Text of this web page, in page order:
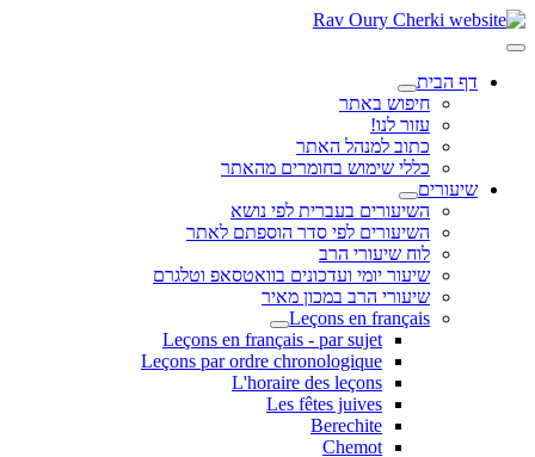
דף הבית
חיפוש באתר
עזור לנו!
כתוב למנהל האתר
כללי שימוש בחומרים מהאתר
שיעורים
השיעורים בעברית לפי נושא
השיעורים לפי סדר הוספתם לאתר
לוח שיעורי הרב
שיעור יומי ועדכונים בוואטסאפ וטלגרם
שיעורי הרב במכון מאיר
Leçons en français
Leçons en français - par sujet
Leçons par ordre chronologique
L'horaire des leçons
Les fêtes juives
Berechite
Chemot